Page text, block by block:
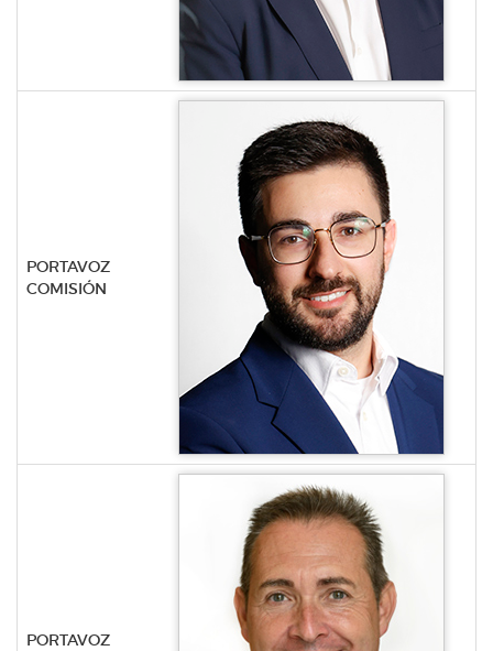
PORTAVOZ
COMISIÓN
PORTAVOZ